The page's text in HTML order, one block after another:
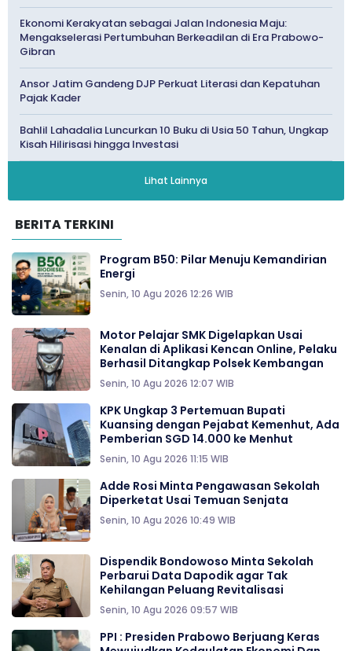
Ekonomi Kerakyatan sebagai Jalan Indonesia Maju:
Mengakselerasi Pertumbuhan Berkeadilan di Era Prabowo-
Gibran
Ansor Jatim Gandeng DJP Perkuat Literasi dan Kepatuhan
Pajak Kader
Bahlil Lahadalia Luncurkan 10 Buku di Usia 50 Tahun, Ungkap
Kisah Hilirisasi hingga Investasi
Lihat Lainnya
BERITA TERKINI
Program B50: Pilar Menuju Kemandirian
Energi
Senin, 10 Agu 2026 12:26 WIB
Motor Pelajar SMK Digelapkan Usai
Kenalan di Aplikasi Kencan Online, Pelaku
Berhasil Ditangkap Polsek Kembangan
Senin, 10 Agu 2026 12:07 WIB
KPK Ungkap 3 Pertemuan Bupati
Kuansing dengan Pejabat Kemenhut, Ada
Pemberian SGD 14.000 ke Menhut
Senin, 10 Agu 2026 11:15 WIB
Adde Rosi Minta Pengawasan Sekolah
Diperketat Usai Temuan Senjata
Senin, 10 Agu 2026 10:49 WIB
Dispendik Bondowoso Minta Sekolah
Perbarui Data Dapodik agar Tak
Kehilangan Peluang Revitalisasi
Senin, 10 Agu 2026 09:57 WIB
PPI : Presiden Prabowo Berjuang Keras